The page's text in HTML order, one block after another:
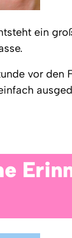
ein
vor den